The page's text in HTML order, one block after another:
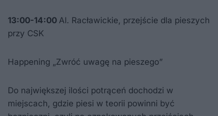
13:00-14:00 Al. Racławickie, przejście dla pieszych
przy CSK
Happening „Zwróć uwagę na pieszego”
Do największej ilości potrąceń dochodzi w
miejscach, gdzie piesi w teorii powinni być